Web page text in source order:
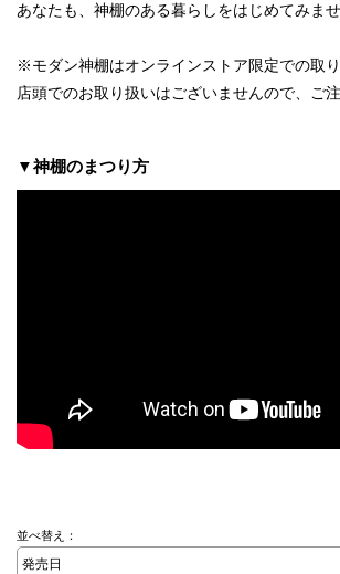
あなたも、神棚のある暮らしをはじめてみま
※モダン神棚はオンラインストア限定での取り
店頭でのお取り扱いはございませんので、ご
▼神棚のまつり方
並べ替え：